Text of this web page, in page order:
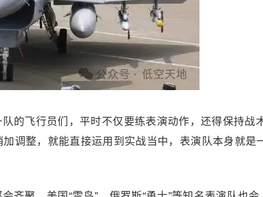
的飞行员们，平时不仅要练表演动作，还得保持战
调整，就能直接运用到实战当中，表演队本身就是